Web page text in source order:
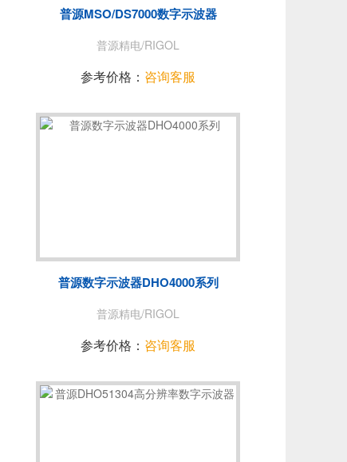
普源MSO/DS7000数字示波器
普源精电/RIGOL
参考价格： 咨询客服
普源数字示波器DHO4000系列
普源精电/RIGOL
参考价格： 咨询客服